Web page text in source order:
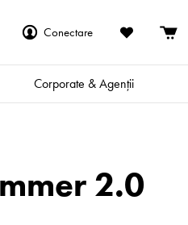
Conectare
Corporate & Agenții
2.0